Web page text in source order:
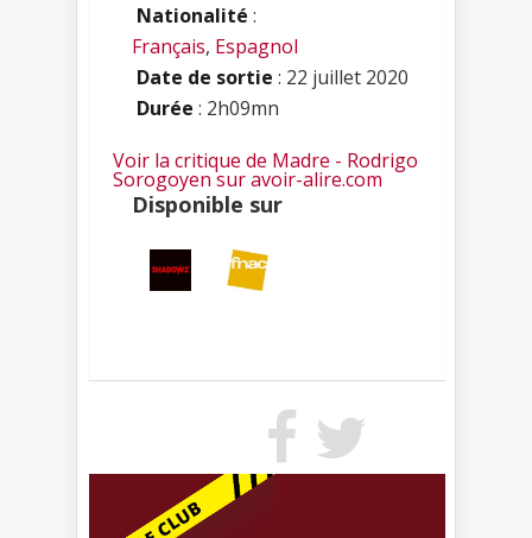
Nationalité :
Français, Espagnol
Date de sortie : 22 juillet 2020
Durée : 2h09mn
Voir la critique de Madre - Rodrigo
Sorogoyen sur avoir-alire.com
Disponible sur